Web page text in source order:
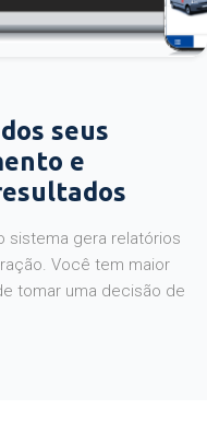
seus
e
sistema gera relatórios
Você tem maior
tomar uma decisão de